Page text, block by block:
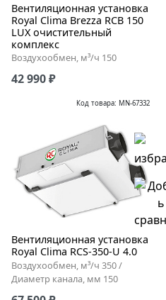
Вентиляционная установка
Royal Clima Brezza RCB 150
LUX очистительный
комплекс
Воздухообмен, м³/ч 150
42 990 ₽
Код товара: MN-67332
Вентиляционная установка
Royal Clima RCS-350-U 4.0
Воздухообмен, м³/ч 350 /
Диаметр канала, мм 150